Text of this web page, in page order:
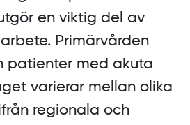
en viktig del av
Primärvården
patienter med akuta
varierar mellan olika
regionala och